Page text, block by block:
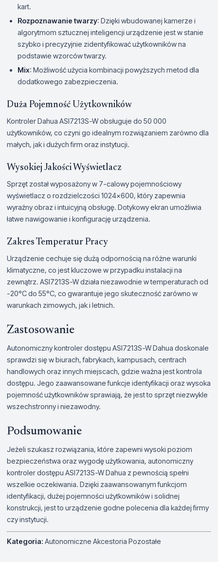
kart.
Rozpoznawanie twarzy: Dzięki wbudowanej kamerze i
algorytmom sztucznej inteligencji urządzenie jest w stanie
szybko i precyzyjnie zidentyfikować użytkowników na
podstawie wzorców twarzy.
Mix: Możliwość użycia kombinacji powyższych metod dla
dodatkowego zabezpieczenia.
Duża Pojemność Użytkowników
Kontroler Dahua ASI7213S-W obsługuje do 50 000
użytkowników, co czyni go idealnym rozwiązaniem zarówno dla
małych, jak i dużych firm oraz instytucji.
Wysokiej Jakości Wyświetlacz
Sprzęt został wyposażony w 7-calowy pojemnościowy
wyświetlacz o rozdzielczości 1024x600, który zapewnia
wyraźny obraz i intuicyjną obsługę. Dotykowy ekran umożliwia
łatwe nawigowanie i konfigurację urządzenia.
Zakres Temperatur Pracy
Urządzenie cechuje się dużą odpornością na różne warunki
klimatyczne, co jest kluczowe w przypadku instalacji na
zewnątrz. ASI7213S-W działa niezawodnie w temperaturach od
-20°C do 55°C, co gwarantuje jego skuteczność zarówno w
warunkach zimowych, jak i letnich.
Zastosowanie
Autonomiczny kontroler dostępu ASI7213S-W Dahua doskonale
sprawdzi się w biurach, fabrykach, kampusach, centrach
handlowych oraz innych miejscach, gdzie ważna jest kontrola
dostępu. Jego zaawansowane funkcje identyfikacji oraz wysoka
pojemność użytkowników sprawiają, że jest to sprzęt niezwykle
wszechstronny i niezawodny.
Podsumowanie
Jeżeli szukasz rozwiązania, które zapewni wysoki poziom
bezpieczeństwa oraz wygodę użytkowania, autonomiczny
kontroler dostępu ASI7213S-W Dahua z pewnością spełni
wszelkie oczekiwania. Dzięki zaawansowanym funkcjom
identyfikacji, dużej pojemności użytkowników i solidnej
konstrukcji, jest to urządzenie godne polecenia dla każdej firmy
czy instytucji.
Kategoria: Autonomiczne Akcestoria Pozostałe